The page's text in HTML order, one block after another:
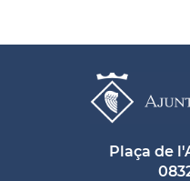
Plaça de